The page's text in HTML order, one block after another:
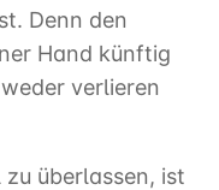
Denn den
Hand künftig
verlieren
überlassen, ist